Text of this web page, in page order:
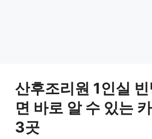
산후조리원 1인실
면 바로 알 수 있는
3곳